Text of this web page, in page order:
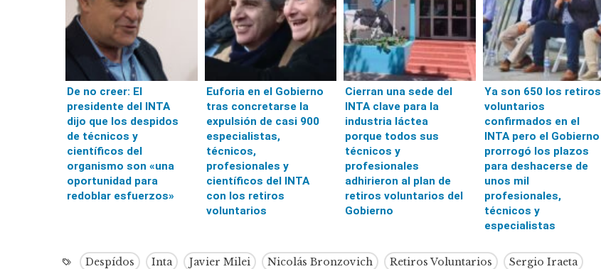
De no creer: El
presidente del INTA
dijo que los despidos
de técnicos y
científicos del
organismo son «una
oportunidad para
redoblar esfuerzos»
Euforia en el Gobierno
tras concretarse la
expulsión de casi 900
especialistas,
técnicos,
profesionales y
científicos del INTA
con los retiros
voluntarios
Cierran una sede del
INTA clave para la
industria láctea
porque todos sus
técnicos y
profesionales
adhirieron al plan de
retiros voluntarios del
Gobierno
Ya son 650 los retiros
voluntarios
confirmados en el
INTA pero el Gobierno
prorrogó los plazos
para deshacerse de
unos mil
profesionales,
técnicos y
especialistas
Despídos Inta Javier Milei Nicolás Bronzovich Retiros Voluntarios Sergio Iraeta